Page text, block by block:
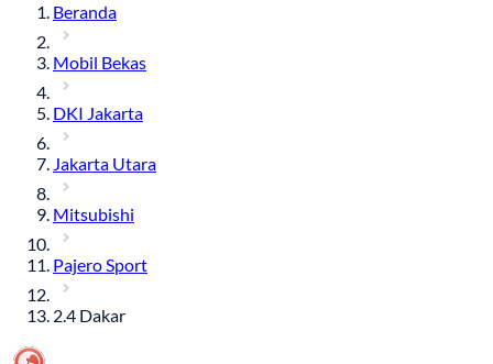
Beranda
Mobil Bekas
DKI Jakarta
Jakarta Utara
Mitsubishi
Pajero Sport
2.4 Dakar